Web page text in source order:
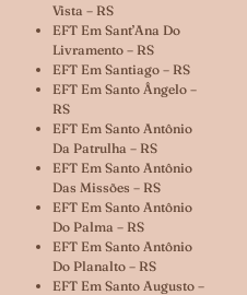
Vista – RS
EFT Em Sant’Ana Do
Livramento – RS
EFT Em Santiago – RS
EFT Em Santo Ângelo –
RS
EFT Em Santo Antônio
Da Patrulha – RS
EFT Em Santo Antônio
Das Missões – RS
EFT Em Santo Antônio
Do Palma – RS
EFT Em Santo Antônio
Do Planalto – RS
EFT Em Santo Augusto –